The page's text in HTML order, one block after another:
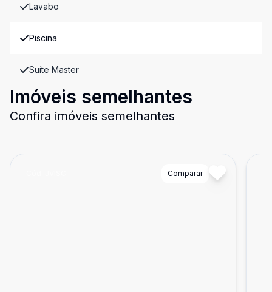
Lavabo
Piscina
Suíte Master
Imóveis semelhantes
Confira imóveis semelhantes
Comparar